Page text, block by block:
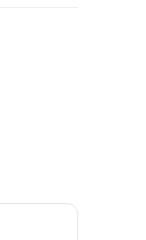
quantity